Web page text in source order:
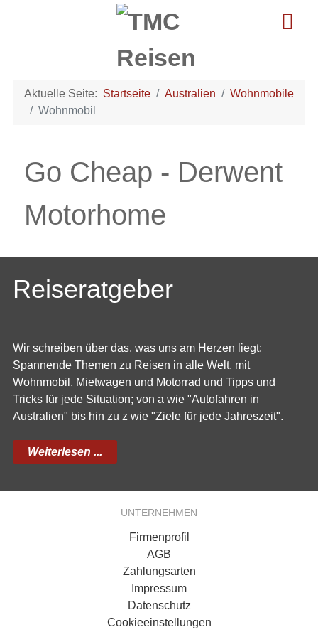
Aktuelle Seite: Startseite Australien
Wohnmobile
Wohnmobil
Go Cheap - Derwent
Motorhome
Reiseratgeber
Wir schreiben über das, was uns am Herzen liegt:
Spannende Themen zu Reisen in alle Welt, mit
Wohnmobil, Mietwagen und Motorrad und Tipps und
Tricks für jede Situation; von a wie "Autofahren in
Australien" bis hin zu z wie "Ziele für jede Jahreszeit".
Weiterlesen ...
UNTERNEHMEN
Firmenprofil
AGB
Zahlungsarten
Impressum
Datenschutz
Cookieeinstellungen